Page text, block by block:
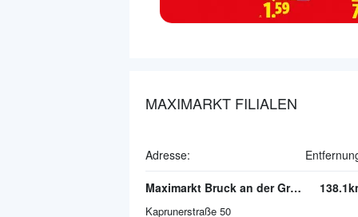
MAXIMARKT FILIALEN
Adresse:
Maximarkt Bruck an der Großglocknerstraße
Kaprunerstraße 50